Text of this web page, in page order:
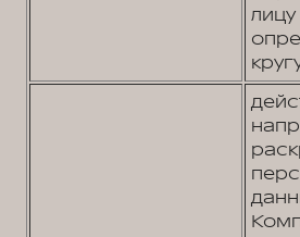
лицу